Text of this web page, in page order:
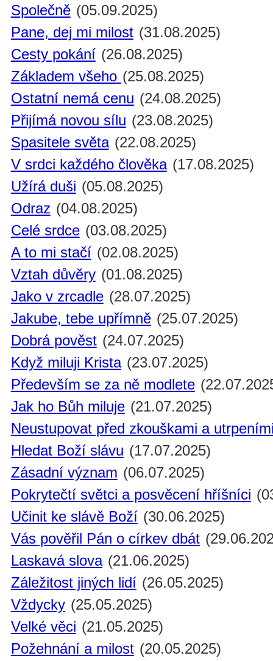
Společně (05.09.2025)
Pane, dej mi milost (31.08.2025)
Cesty pokání (26.08.2025)
Základem všeho (25.08.2025)
Ostatní nemá cenu (24.08.2025)
Přijímá novou sílu (23.08.2025)
Spasitele světa (22.08.2025)
V srdci každého člověka (17.08.2025)
Užírá duši (05.08.2025)
Odraz (04.08.2025)
Celé srdce (03.08.2025)
A to mi stačí (02.08.2025)
Vztah důvěry (01.08.2025)
Jako v zrcadle (28.07.2025)
Jakube, tebe upřímně (25.07.2025)
Dobrá pověst (24.07.2025)
Když miluji Krista (23.07.2025)
Především se za ně modlete
Jak ho Bůh miluje (21.07.2025)
Neustupovat před zkouškami a
Hledat Boží slávu (17.07.2025)
Zásadní význam (06.07.2025)
Pokrytečtí světci a posvěcení hříšníci
Učinit ke slávě Boží (30.06.2025)
Vás pověřil Pán o církev dbát
Laskavá slova (21.06.2025)
Záležitost jiných lidí (26.05.2025)
Vždycky (25.05.2025)
Velké věci (21.05.2025)
Požehnání a milost (20.05.2025)